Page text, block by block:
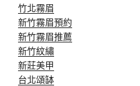
竹北霧眉
新竹霧眉預約
新竹霧眉推薦
新竹紋繡
新莊美甲
台北頌缽